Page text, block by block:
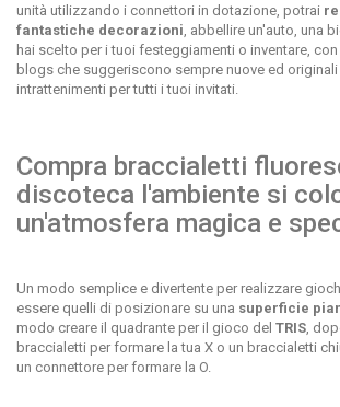
unità utilizzando i connettori in dotazione, potrai
fantastiche decorazioni, abbellire un'auto, una
hai scelto per i tuoi festeggiamenti o inventare,
blogs che suggeriscono sempre nuove ed
intrattenimenti per tutti i tuoi invitati.
Compra braccialetti
discoteca l'ambiente si
un'atmosfera magica e
Un modo semplice e divertente per realizzare
essere quelli di posizionare su una superficie
modo creare il quadrante per il gioco del TRIS,
braccialetti per formare la tua X o un braccialetti
un connettore per formare la O.